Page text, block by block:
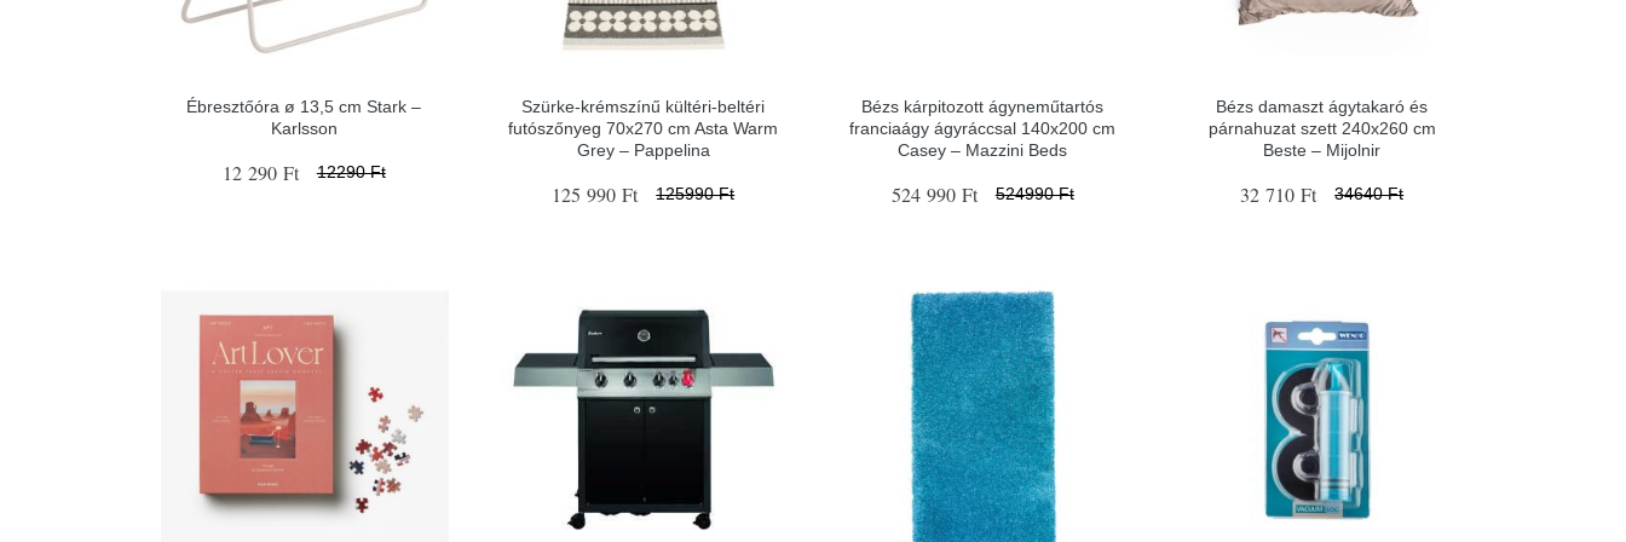
Ébresztőóra ø 13,5 cm Stark –
Karlsson
12 290 Ft 12290 Ft
Szürke-krémszínű kültéri-beltéri
futószőnyeg 70x270 cm Asta Warm
Grey – Pappelina
125 990 Ft 125990 Ft
Bézs kárpitozott ágyneműtartós
franciaágy ágyráccsal 140x200 cm
Casey – Mazzini Beds
524 990 Ft 524990 Ft
Bézs damaszt ágytakaró és
párnahuzat szett 240x260 cm
Beste – Mijolnir
32 710 Ft 34640 Ft